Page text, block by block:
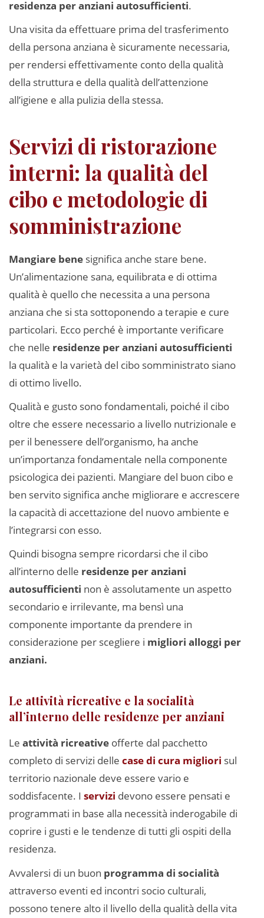
residenza per anziani autosufficienti.
Una visita da effettuare prima del trasferimento
della persona anziana è sicuramente necessaria,
per rendersi effettivamente conto della qualità
della struttura e della qualità dell’attenzione
all’igiene e alla pulizia della stessa.
Servizi di ristorazione
interni: la qualità del
cibo e metodologie di
somministrazione
Mangiare bene significa anche stare bene.
Un’alimentazione sana, equilibrata e di ottima
qualità è quello che necessita a una persona
anziana che si sta sottoponendo a terapie e cure
particolari. Ecco perché è importante verificare
che nelle residenze per anziani autosufficienti
la qualità e la varietà del cibo somministrato siano
di ottimo livello.
Qualità e gusto sono fondamentali, poiché il cibo
oltre che essere necessario a livello nutrizionale e
per il benessere dell’organismo, ha anche
un’importanza fondamentale nella componente
psicologica dei pazienti. Mangiare del buon cibo e
ben servito significa anche migliorare e accrescere
la capacità di accettazione del nuovo ambiente e
l’integrarsi con esso.
Quindi bisogna sempre ricordarsi che il cibo
all’interno delle residenze per anziani
autosufficienti non è assolutamente un aspetto
secondario e irrilevante, ma bensì una
componente importante da prendere in
considerazione per scegliere i migliori alloggi per
anziani.
Le attività ricreative e la socialità
all’interno delle residenze per anziani
Le attività ricreative offerte dal pacchetto
completo di servizi delle case di cura migliori sul
territorio nazionale deve essere vario e
soddisfacente. I servizi devono essere pensati e
programmati in base alla necessità inderogabile di
coprire i gusti e le tendenze di tutti gli ospiti della
residenza.
Avvalersi di un buon programma di socialità
attraverso eventi ed incontri socio culturali,
possono tenere alto il livello della qualità della vita